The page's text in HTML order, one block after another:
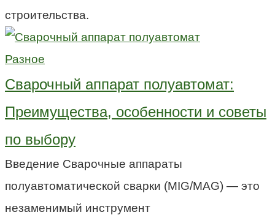
строительства.
Разное
Сварочный аппарат полуавтомат:
Преимущества, особенности и советы
по выбору
Введение Сварочные аппараты
полуавтоматической сварки (MIG/MAG) — это
незаменимый инструмент